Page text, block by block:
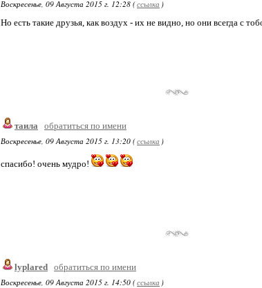
Воскресенье, 09 Августа 2015 г. 12:28 (ссылка )
Но есть такие друзья, как воздух - их не видно, но они всегда с
таила
обратиться по имени
Воскресенье, 09 Августа 2015 г. 13:20 (ссылка )
спасибо! очень мудро!
lyplared обратиться по имени
Воскресенье, 09 Августа 2015 г. 14:50 (ссылка )